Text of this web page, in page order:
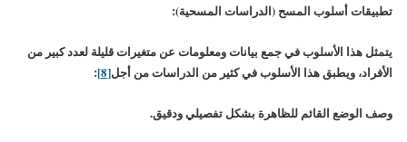
تطبيقات أسلوب المسح (الدراسات المسحية):
يتمثل هذا الأسلوب في جمع بيانات ومعلومات عن متغيرات قليلة لعدد كبير من
الأفراد، ويطبق هذا الأسلوب في كثير من الدراسات من أجل[8]
:
وصف الوضع القائم للظاهرة بشكل تفصيلي ودقيق.